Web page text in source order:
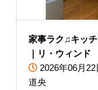
家事ラク♫キッ
｜リ・ウィンド
2026年06月22
道央